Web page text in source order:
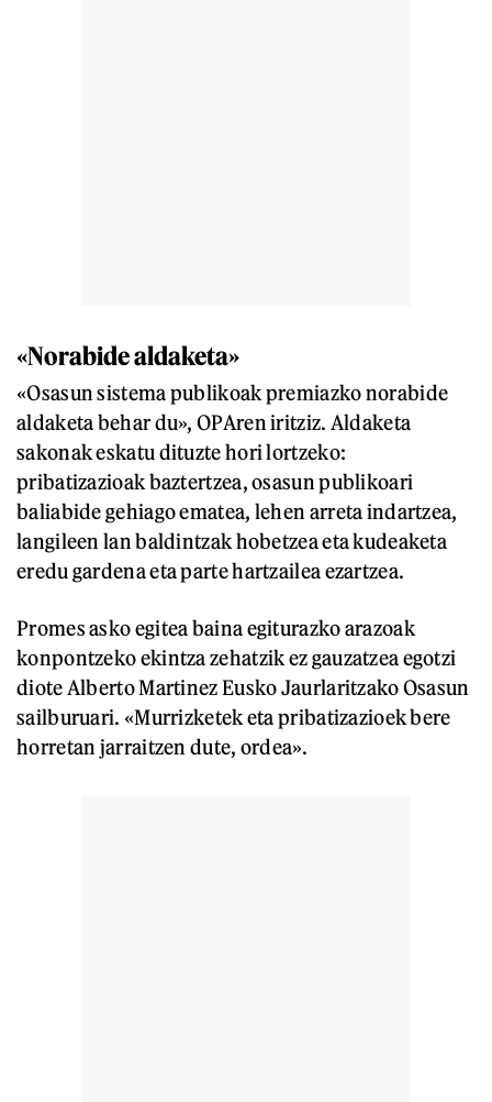
«Norabide aldaketa»
«Osasun sistema publikoak premiazko norabide
aldaketa behar du», OPAren iritziz. Aldaketa
sakonak eskatu dituzte hori lortzeko:
pribatizazioak baztertzea, osasun publikoari
baliabide gehiago ematea, lehen arreta indartzea,
langileen lan baldintzak hobetzea eta kudeaketa
eredu gardena eta parte hartzailea ezartzea.
Promes asko egitea baina egiturazko arazoak
konpontzeko ekintza zehatzik ez gauzatzea egotzi
diote Alberto Martinez Eusko Jaurlaritzako Osasun
sailburuari. «Murrizketek eta pribatizazioek bere
horretan jarraitzen dute, ordea».